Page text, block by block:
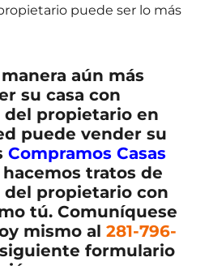
puede ser lo más
aún más
su casa con
propietario en
puede vender su
Compramos Casas
hacemos tratos de
propietario con
tú. Comuníquese
mismo al 281-796-
formulario